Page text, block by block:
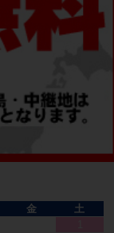
金
土